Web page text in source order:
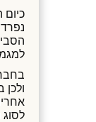
לסוג